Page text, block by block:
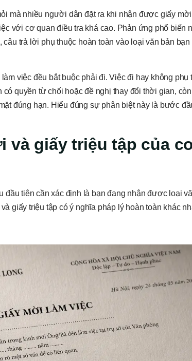
mà nhiều người dân đặt ra khi nhận được giấy
với cơ quan điều tra khá cao. Phản ứng phổ biến
trả lời phụ thuộc hoàn toàn vào loại văn bản
việc đều bắt buộc phải đi. Việc đi hay không
quyền từ chối hoặc đề nghị thay đổi thời gian,
đúng hạn. Hiểu đúng sự phân biệt này là bước
và giấy triệu tập của
đầu tiên cần xác định là bạn đang nhận được loại
giấy triệu tập có ý nghĩa pháp lý hoàn toàn khác